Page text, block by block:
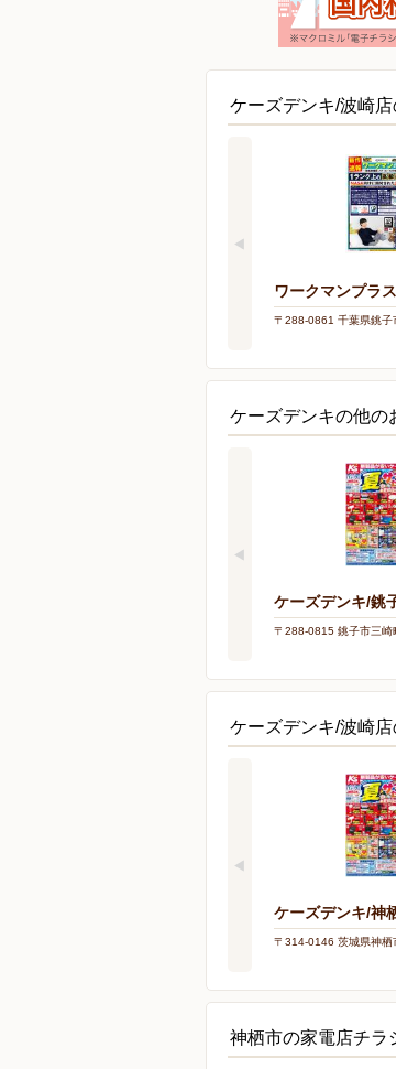
ケーズデンキ/波崎
ワークマンプラ
〒288-0861 千葉県銚子
ケーズデンキの他の
ケーズデンキ/銚
〒288-0815 銚子市三崎
ケーズデンキ/波崎
ケーズデンキ/神
〒314-0146 茨城県神栖
神栖市の家電店チラ